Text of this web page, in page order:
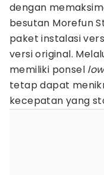
dengan
besutan Morefun
paket instalasi
versi original.
memiliki ponsel
tetap dapat
kecepatan yang